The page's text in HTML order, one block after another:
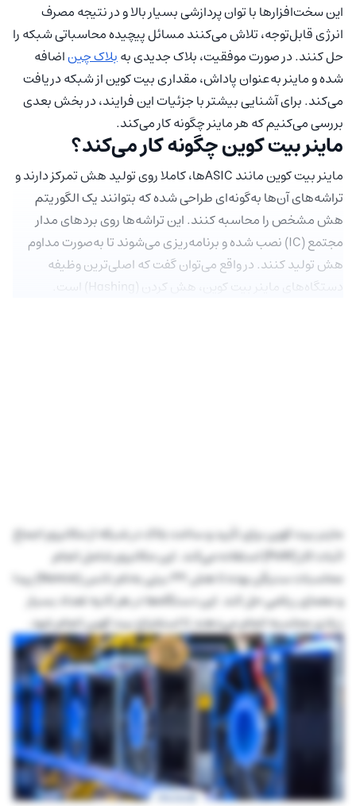
این سخت‌افزارها با توان پردازشی بسیار بالا و در نتیجه مصرف
انرژی قابل‌توجه، تلاش می‌کنند مسائل پیچیده محاسباتی شبکه را
حل کنند. در صورت موفقیت، بلاک جدیدی بهبلاک چیناضافه
شده و ماینر به‌عنوان پاداش، مقداری بیت کوین از شبکه دریافت
می‌کند. برای آشنایی بیشتر با جزئیات این فرایند، در بخش بعدی
بررسی می‌کنیم که هر ماینر چگونه کار می‌کند.
ماینر بیت کوین چگونه کار می‌کند؟
ماینر بیت کوین مانند ASICها، کاملا روی تولید هش تمرکز دارند و
تراشه‌های آن‌ها به‌گونه‌ای طراحی شده که بتوانند یک الگوریتم
هش مشخص را محاسبه کنند. این تراشه‌ها روی بردهای مدار
مجتمع (IC) نصب شده و برنامه‌ریزی می‌شوند تا به‌صورت مداوم
هش تولید کنند. در واقع می‌توان گفت که اصلی‌ترین وظیفه
دستگاه‌‌های ماینر بیت کوین، هش کردن (Hashing) است.
ماینر‌ بیت کوین برای تأیید و ساخت بلاک در شبکه از مکانیزم اجماع
اثبات کار (PoW) استفاده می‌کند. این مکانیزم شامل انجام
محاسبات سنیگن بوده تا هش ۳۲ بیتی به‌نام نانس (Nonce) پیدا
و معمای ریاضی حل کند. این دستگاه‌ها در هر ثانیه تعداد بسیار
زیادی محاسبه انجام می‌دهند تا استخراج بیت کوین انجام شود.